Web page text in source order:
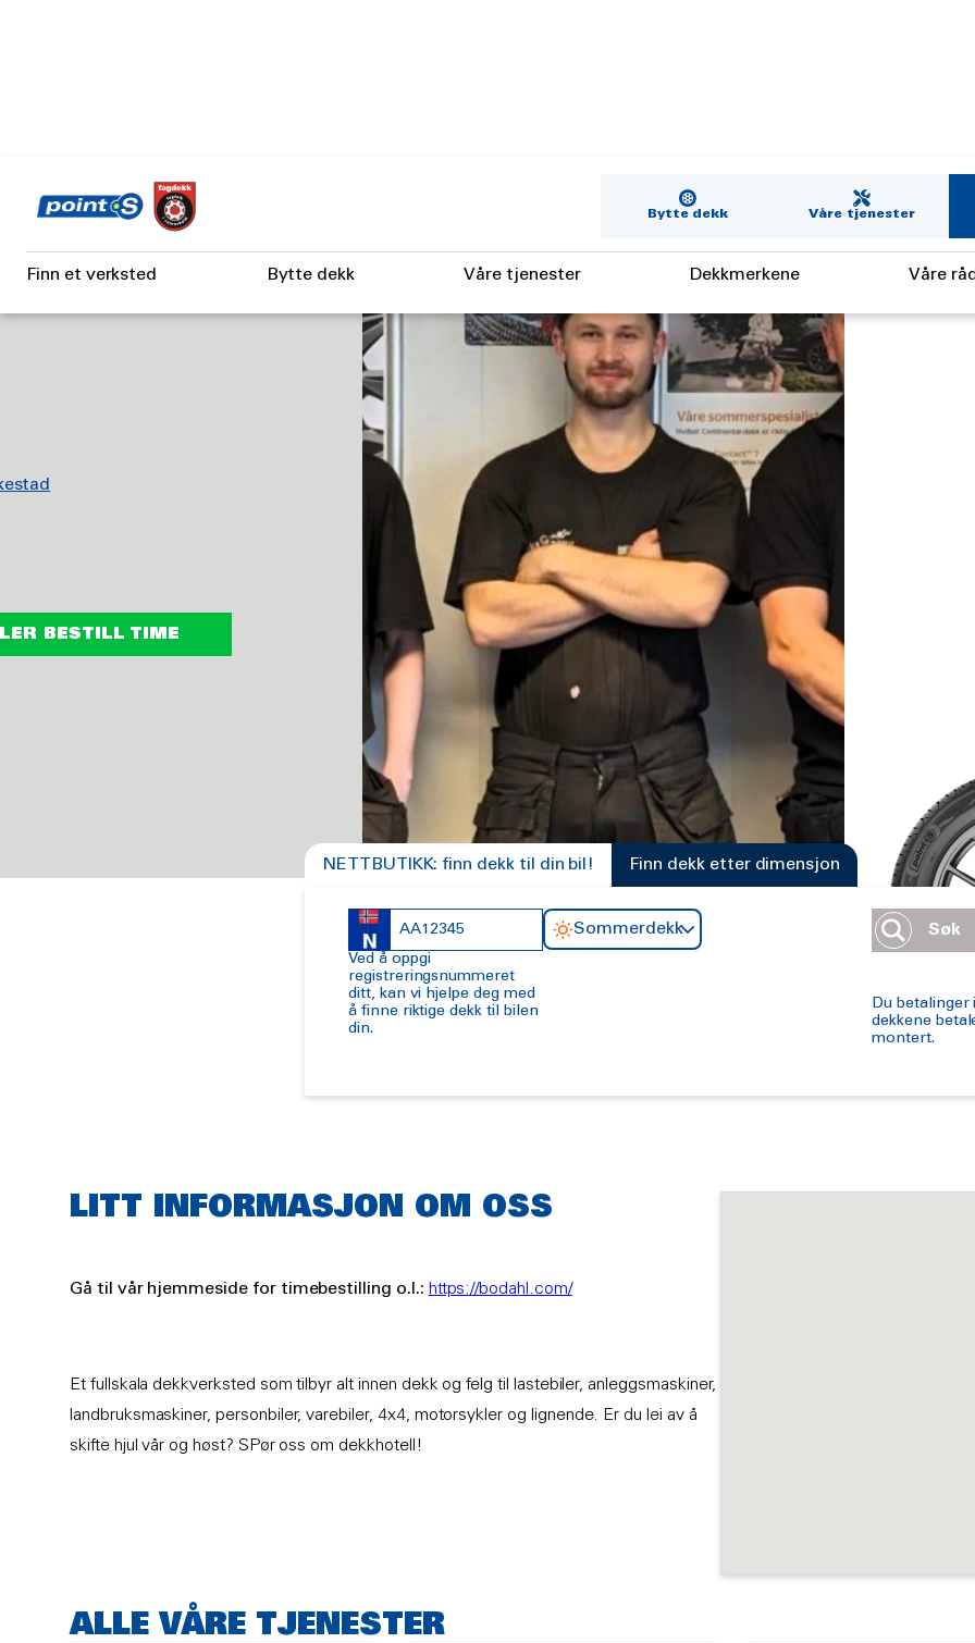
main
Bytte dekk Våre tjenester
Finn et verksted Bytte dekk Våre tjenester Dekkmerkene Våre råd
AS,
BESTILL TIME
NETTBUTIKK: finn dekk til din bil! Finn dekk etter dimensjon
Ved å oppgi
registreringsnummeret
ditt, kan vi hjelpe deg med
å finne riktige dekk til bilen
din.
Sommerdekk Søk
Du betalinger
dekkene
montert.
LITT INFORMASJON OM OSS
Gå til vår hjemmeside for timebestilling o.l.: https://bodahl.com/
Et fullskala dekkverksted som tilbyr alt innen dekk og felg til lastebiler, anleggsmaskiner,
landbruksmaskiner, personbiler, varebiler, 4x4, motorsykler og lignende. Er du lei av å
skifte hjul vår og høst? SPør oss om dekkhotell!
ALLE VÅRE TJENESTER